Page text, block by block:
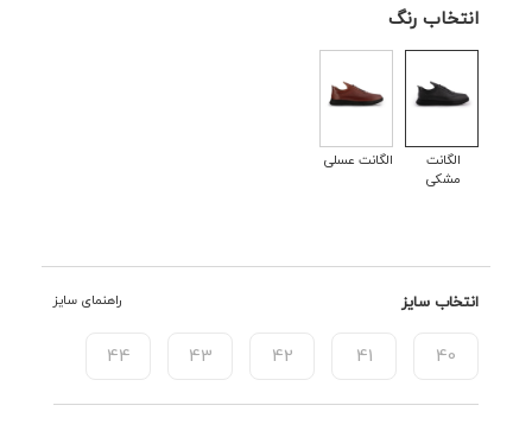
انتخاب رنگ
الگانت
مشکی
الگانت عسلی
انتخاب سایز راهنمای سایز
40
41
42
43
44